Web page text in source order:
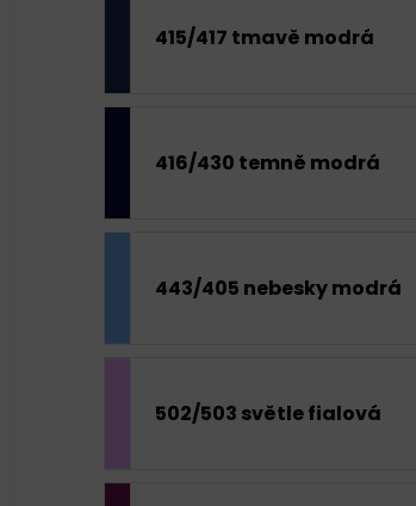
415/417 tmavě modrá
416/430 temně modrá
443/405 nebesky modrá
502/503 světle fialová